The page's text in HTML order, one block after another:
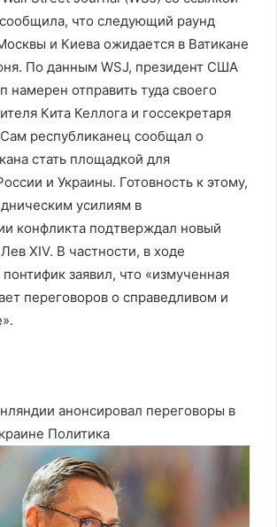
что следующий раунд
и Киева ожидается в Ватикане
По данным WSJ, президент США
намерен отправить туда своего
Кита Келлога и госсекретаря
республиканец сообщал о
стать площадкой для
и Украины. Готовность к этому,
усилиям в
конфликта подтверждал новый
XIV. В частности, в ходе
заявил, что «измученная
переговоров о справедливом и
анонсировал переговоры в
Политика